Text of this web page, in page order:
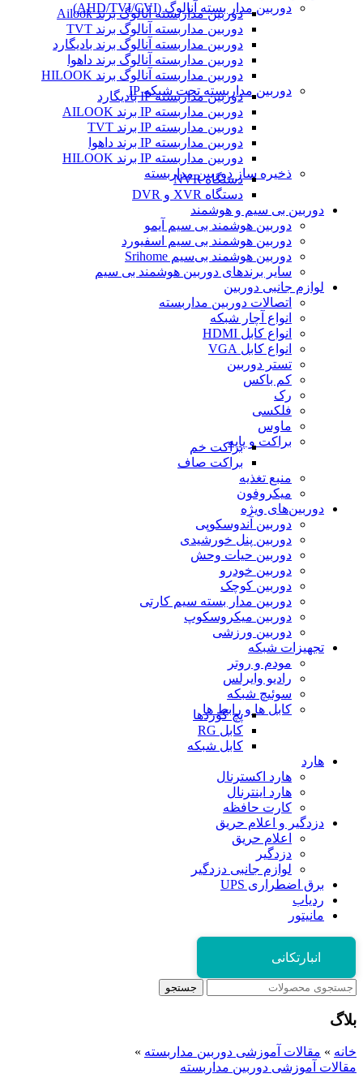
دوربین مدار بسته آنالوگ (AHD/TVI/CVI)
دوربین مداربسته آنالوگ برند Ailook
دوربین مداربسته آنالوگ برند TVT
دوربین مداربسته آنالوگ برند بادیگارد
دوربین مداربسته آنالوگ برند داهوا
دوربین مداربسته آنالوگ برند HILOOK
دوربین مداربسته تحت شبکه IP
دوربین مداربسته IP بادیگارد
دوربین مداربسته IP برند AILOOK
دوربین مداربسته IP برند TVT
دوربین مداربسته IP برند داهوا
دوربین مداربسته IP برند HILOOK
ذخیره ساز دوربین مداربسته
دستگاه NVR
دستگاه XVR و DVR
دوربین بی سیم و هوشمند
دوربین هوشمند بی سیم آیمو
دوربین هوشمند بی سیم اسفیورد
دوربین هوشمند بی‌سیم Srihome
سایر برندهای دوربین هوشمند بی سیم
لوازم جانبی دوربین
اتصالات دوربین مداربسته
انواع آچار شبکه
انواع کابل HDMI
انواع کابل VGA
تستر دوربین
کم باکس
رک
فلکسی
ماوس
براکت و پایهبراکت خم
براکت صاف
منبع تغذیه
میکروفون
دوربین‌های ویژه
دوربین آندوسکوپی
دوربین پنل خورشیدی
دوربین حیات وحش
دوربین خودرو
دوربین کوچک
دوربین مدار بسته سیم کارتی
دوربین میکروسکوپ
دوربین ورزشی
تجهیزات شبکه
مودم و روتر
رادیو وایرلس
سوئیچ شبکه
کابل ها و رابط ها
پچ کوردها
کابل RG
کابل شبکه
هارد
هارد اکسترنال
هارد اینترنال
کارت حافظه
دزدگیر و اعلام حریق
اعلام حریق
دزدگیر
لوازم جانبی دزدگیر
برق اضطراری UPS
ردیاب
مانیتور
انبارتکانی
جستجو
بلاگ
خانه » مقالات آموزشی دوربین مداربسته »
مقالات آموزشی دوربین مداربسته